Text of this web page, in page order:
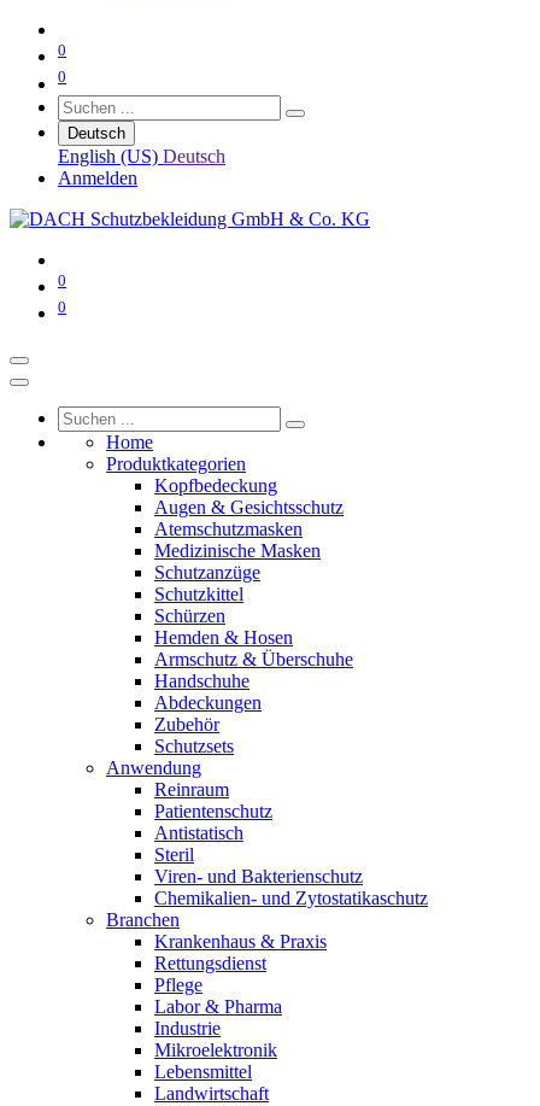
0
0
Deutsch
English (US) Deutsch
Anmelden
0
0
Home
Produktkategorien
Kopfbedeckung
Augen & Gesichtsschutz
Atemschutzmasken
Medizinische Masken
Schutzanzüge
Schutzkittel
Schürzen
Hemden & Hosen
Armschutz & Überschuhe
Handschuhe
Abdeckungen
Zubehör
Schutzsets
Anwendung
Reinraum
Patientenschutz
Antistatisch
Steril
Viren- und Bakterienschutz
Chemikalien- und Zytostatikaschutz
Branchen
Krankenhaus & Praxis
Rettungsdienst
Pflege
Labor & Pharma
Industrie
Mikroelektronik
Lebensmittel
Landwirtschaft